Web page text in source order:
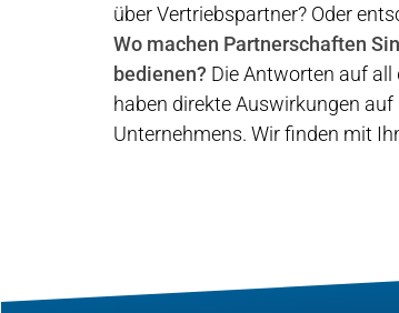
über Vertriebspartner? Oder
Wo machen Partnerschaften
bedienen? Die Antworten auf all
haben direkte Auswirkungen
Unternehmens. Wir finden mit